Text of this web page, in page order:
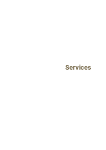
Services